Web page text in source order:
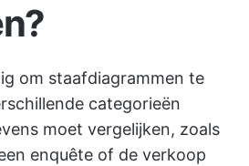
om staafdiagrammen te
categorieën
moet vergelijken, zoals
enquête of de verkoop